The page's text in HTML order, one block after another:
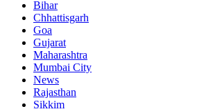
Bihar
Chhattisgarh
Goa
Gujarat
Maharashtra
Mumbai City
News
Rajasthan
Sikkim